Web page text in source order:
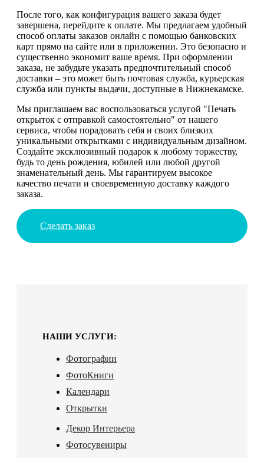
После того, как конфигурация вашего заказа будет
завершена, перейдите к оплате. Мы предлагаем удобный
способ оплаты заказов онлайн с помощью банковских
карт прямо на сайте или в приложении. Это безопасно и
существенно экономит ваше время. При оформлении
заказа, не забудьте указать предпочтительный способ
доставки – это может быть почтовая служба, курьерская
служба или пункты выдачи, доступные в Нижнекамске.
Мы приглашаем вас воспользоваться услугой "Печать
открыток с отправкой самостоятельно" от нашего
сервиса, чтобы порадовать себя и своих близких
уникальными открытками с индивидуальным дизайном.
Создайте эксклюзивный подарок к любому торжеству,
будь то день рождения, юбилей или любой другой
знаменательный день. Мы гарантируем высокое
качество печати и своевременную доставку каждого
заказа.
Сделать заказ
НАШИ УСЛУГИ:
Фотографии
ФотоКниги
Календари
Открытки
Декор Интерьера
Фотосувениры